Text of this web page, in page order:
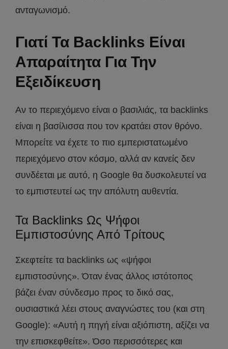
ανταγωνισμό.
Γιατί Τα Backlinks Είναι
Απαραίτητα Για Την
Εξειδίκευση
Αν το περιεχόμενο είναι ο βασιλιάς, τα backlinks
είναι η βασίλισσα που τον κρατάει στον θρόνο.
Μπορείτε να έχετε το πιο εμπεριστατωμένο
περιεχόμενο στον κόσμο, αλλά αν κανείς δεν
συνδέεται με αυτό, η Google θα δυσκολευτεί να
το εμπιστευτεί ως την απόλυτη αυθεντία.
Τα Backlinks Ως Ψήφοι
Εμπιστοσύνης Από Τρίτους
Σκεφτείτε τα backlinks ως «ψήφοι
εμπιστοσύνης». Όταν ένας άλλος ιστότοπος
βάζει έναν σύνδεσμο προς το δικό σας,
ουσιαστικά λέει στους αναγνώστες του (και στη
Google): «Αυτή η πηγή είναι αξιόπιστη, αξίζει να
την επισκεφθείτε». Όσο περισσότερες και